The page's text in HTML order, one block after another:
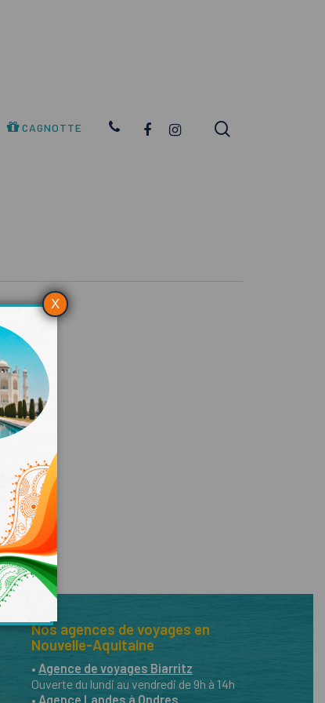
CAGNOTTE FACEBOOKINSTAGRAM
Nos agences de voyages en
Nouvelle-Aquitaine
• Agence de voyages Biarritz
Ouverte du lundi au vendredi de 9h à 14h
• Agence Landes à Ondres
X